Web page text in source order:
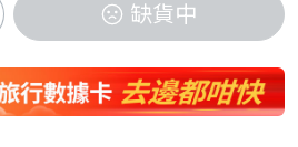
缺貨中